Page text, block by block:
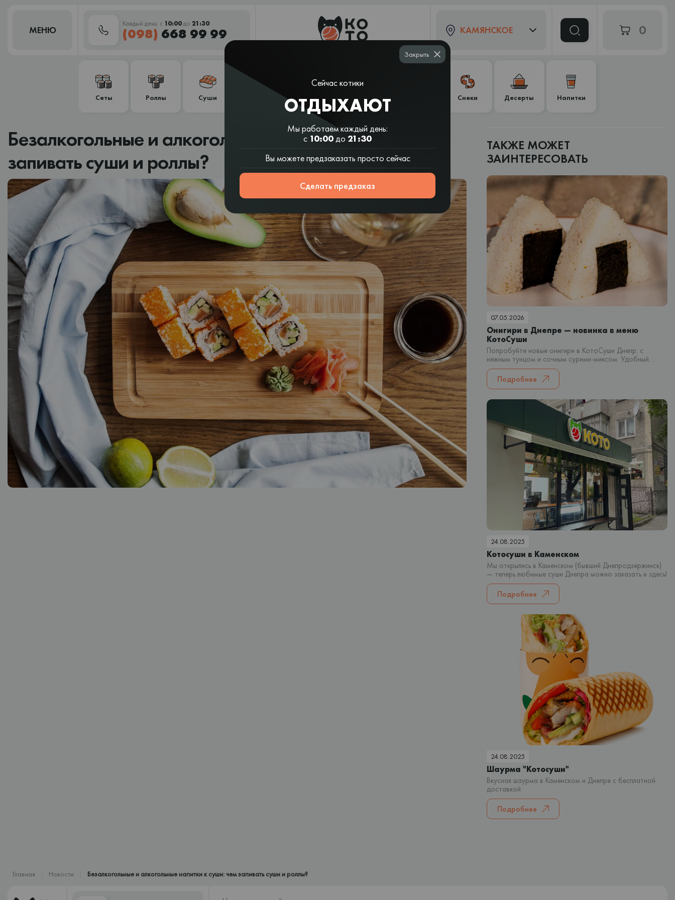
МЕНЮ
Каждый день: с 10:00до 21:30
(098) 668 99 99 КАМЯНСКОЕ 0
Сеты Роллы Суши Шаурма Вок и салаты Снеки Десерты Напитки
Безалкогольные и алкогольные напитки к суши: чем
запивать суши и роллы?
ТАКЖЕ МОЖЕТ
ЗАИНТЕРЕСОВАТЬ
07.05.2026
Онигири в Днепре — новинка в меню
КотоСуши
Попробуйте новые онигири в КотоСуши Днепр: с
нежным тунцом и сочным сурими-миксом. Удобный
японский снек для быстрого перекуса или заказа домой.
Подробнее
24.08.2025
Котосуши в Каменском
Мы открылись в Каменском (бывший Днепродзержинск)
— теперь любимые суши Днепра можно заказать и здесь!
Подробнее
24.08.2025
Шаурма "Котосуши"
Вкусная шаурма в Каменском и Днепре с бесплатной
доставкой
Подробнее
Главная Новости Безалкогольные и алкогольные напитки к суши: чем запивать суши и роллы?
Сейчас котики
ОТДЫХАЮТ
Мы работаем каждый день:
с 10:00до 21:30
Вы можете предзаказать просто сейчас
Сделать предзаказ
Закрыть